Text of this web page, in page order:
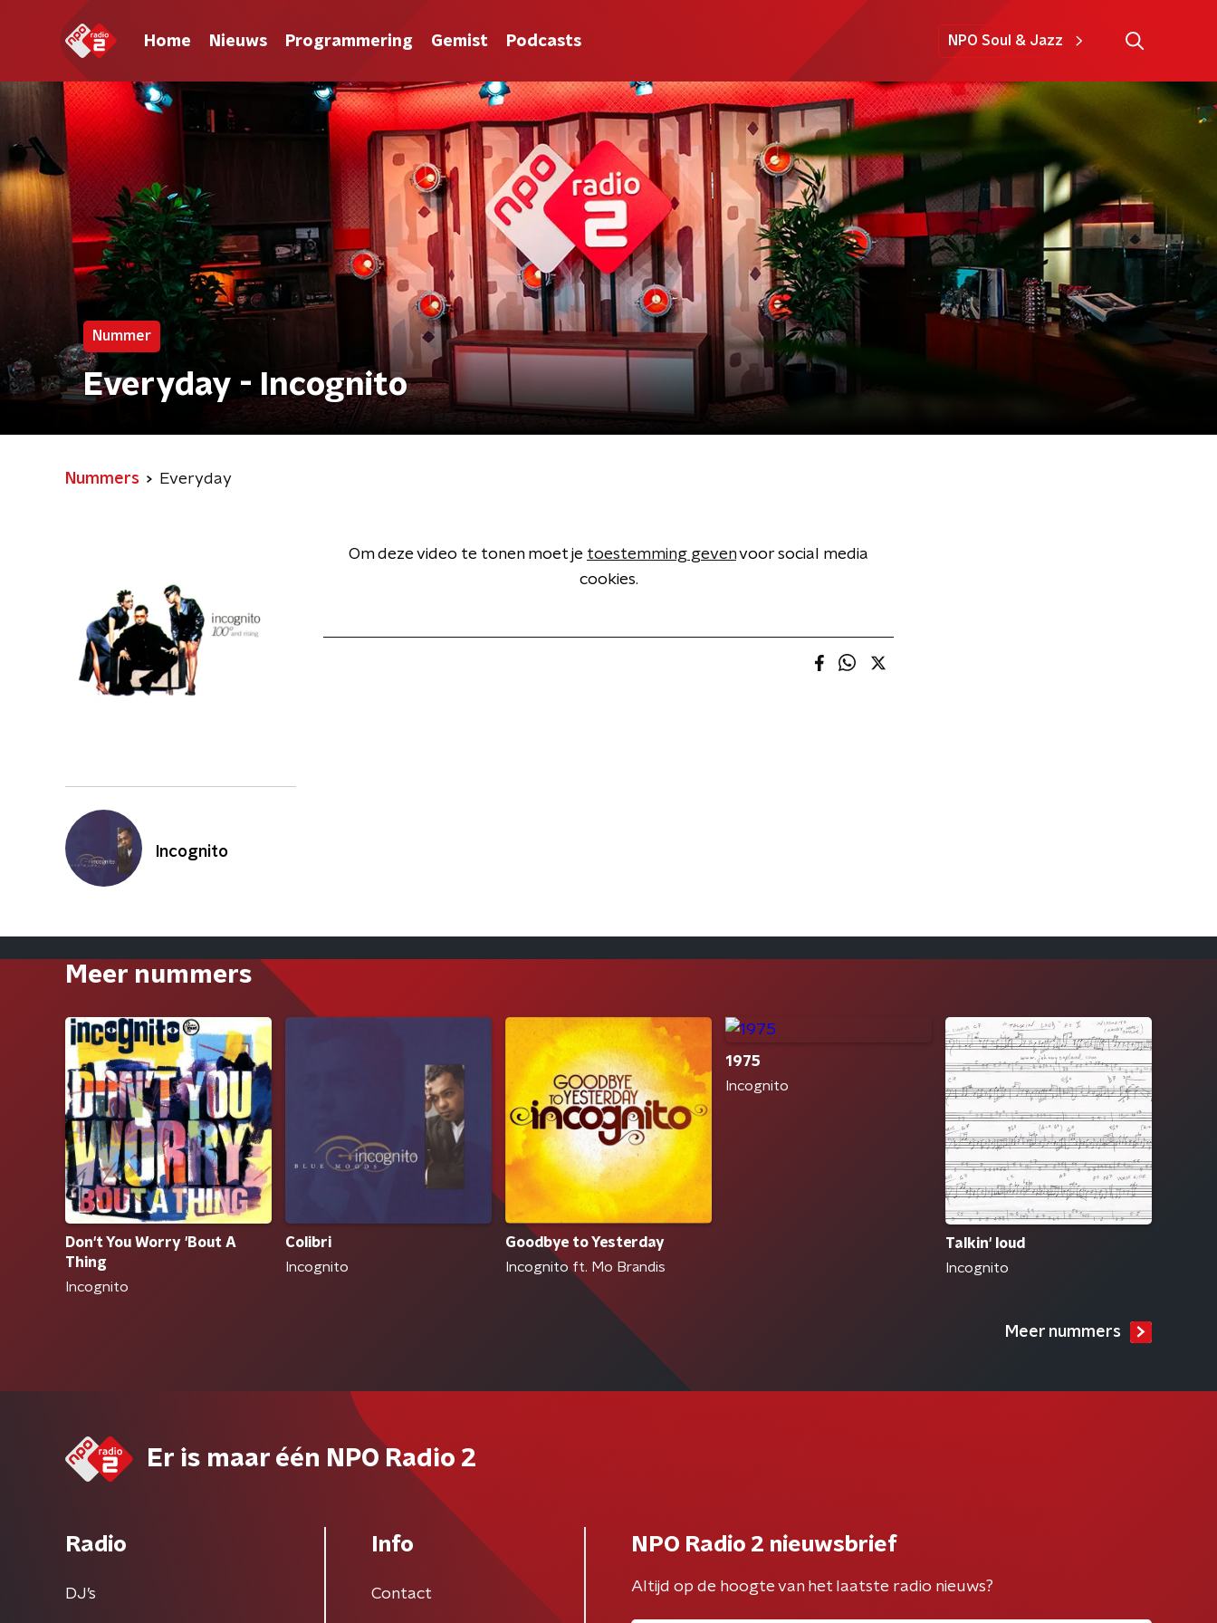
Home Nieuws Programmering Gemist Podcasts NPO Soul & Jazz
Nummer
Everyday - Incognito
Nummers Everyday
Incognito
Om deze video te tonen moet je toestemming gevenvoor social media
cookies.
Meer nummers
Don't You Worry 'Bout A
Thing
Incognito
Colibri
Incognito
Goodbye to Yesterday
Incognito ft. Mo Brandis
1975
Incognito
Talkin' loud
Incognito
Meer nummers
Er is maar één NPO Radio 2
Radio
DJ’s
Info
Contact
NPO Radio 2 nieuwsbrief
Altijd op de hoogte van het laatste radio nieuws?